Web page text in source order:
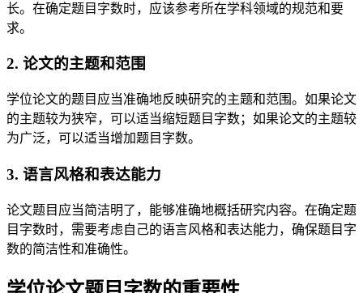
长。在确定题目字数时，应该参考所在学科领域的规范和要
求。
2. 论文的主题和范围
学位论文的题目应当准确地反映研究的主题和范围。如果论文
的主题较为狭窄，可以适当缩短题目字数；如果论文的主题较
为广泛，可以适当增加题目字数。
3. 语言风格和表达能力
论文题目应当简洁明了，能够准确地概括研究内容。在确定题
目字数时，需要考虑自己的语言风格和表达能力，确保题目字
数的简洁性和准确性。